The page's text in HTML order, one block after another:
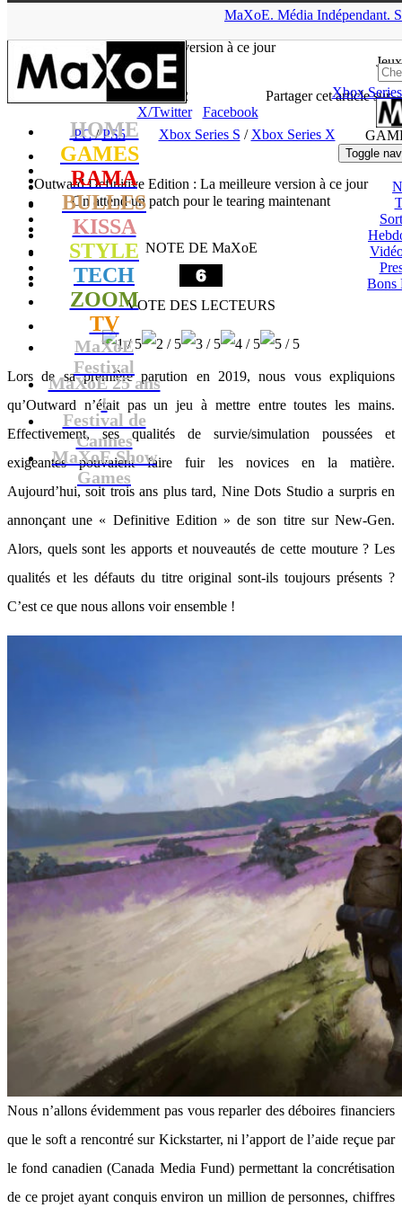
MaXoE. Média Indépendant.
HOME
GAMES
RAMA
BULLES
KISSA
STYLE
TECH
ZOOM
TV
MaXoE
Festival
MaXoE 25 ans
!
Festival de
Cannes
MaXoE Show
Games
Jeux
Xbox
Toggle
Bons
meilleure version à ce jour
- 17.06.22, 19:02
Partager cet article sur
X/Twitter
Facebook
PC/PS5 Xbox Series S / Xbox Series X
Outward Definitive Edition : La meilleure version à ce jour
On attend un patch pour le tearing maintenant
NOTE DE MaXoE
VOTE DES LECTEURS
Lors de sa première parution en 2019, nous vous expliquions
qu’Outward n’était pas un jeu à mettre entre toutes les mains.
Effectivement, ses qualités de survie/simulation poussées et
exigeantes pouvaient faire fuir les novices en la matière.
Aujourd’hui, soit trois ans plus tard, Nine Dots Studio a surpris en
annonçant une « Definitive Edition » de son titre sur New-Gen.
Alors, quels sont les apports et nouveautés de cette mouture ? Les
qualités et les défauts du titre original sont-ils toujours présents ?
C’est ce que nous allons voir ensemble !
Nous n’allons évidemment pas vous reparler des déboires financiers
que le soft a rencontré sur Kickstarter, ni l’apport de l’aide reçue par
le fond canadien (Canada Media Fund) permettant la concrétisation
de ce projet ayant conquis environ un million de personnes, chiffres